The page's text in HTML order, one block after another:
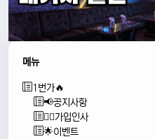
메뉴
1번가🔥
📢공지사항
🙇‍♂️가입인사
🌟이벤트